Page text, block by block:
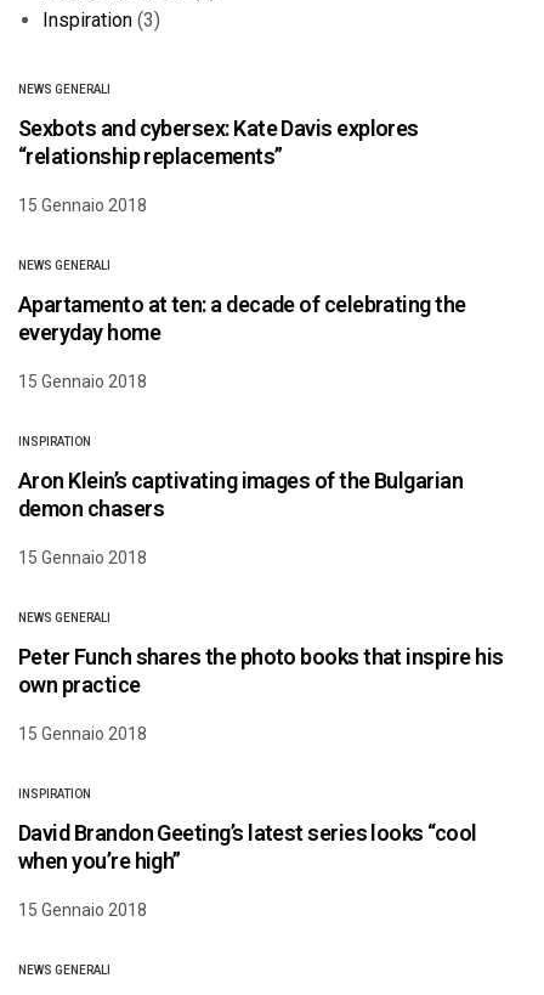
Inspiration (3)
NEWS GENERALI
Sexbots and cybersex: Kate Davis explores
“relationship replacements”
15 Gennaio 2018
NEWS GENERALI
Apartamento at ten: a decade of celebrating the
everyday home
15 Gennaio 2018
INSPIRATION
Aron Klein’s captivating images of the Bulgarian
demon chasers
15 Gennaio 2018
NEWS GENERALI
Peter Funch shares the photo books that inspire his
own practice
15 Gennaio 2018
INSPIRATION
David Brandon Geeting’s latest series looks “cool
when you’re high”
15 Gennaio 2018
NEWS GENERALI